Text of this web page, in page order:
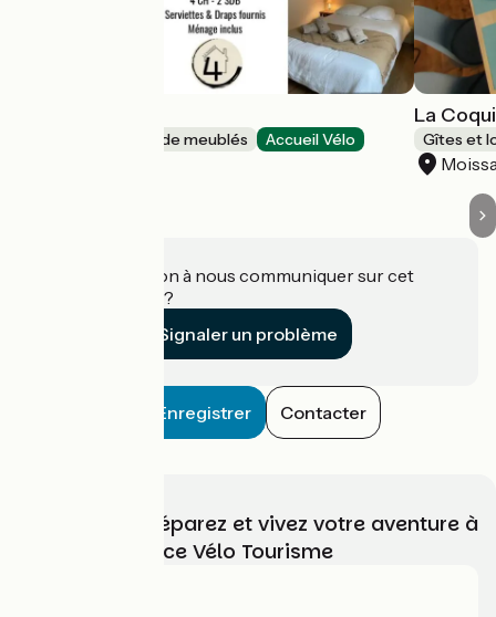
Gîtes et locations de meublés Accueil Vélo
La
Gîtes et
Une information à nous communiquer sur cet
établissement ?
Signaler un problème
Enregistrer Contacter
Choisissez, préparez et vivez votre aventure à
vélo avec France Vélo Tourisme